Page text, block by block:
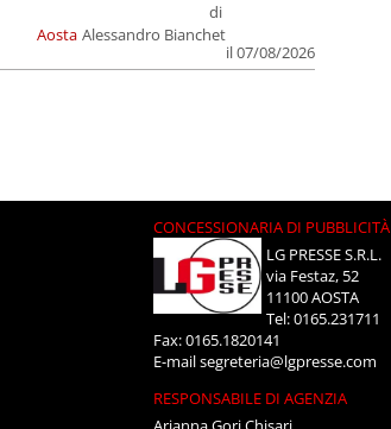
Aosta
di
Alessandro Bianchet
il 07/08/2026
CONCESSIONARIA DI PUBBLICITÀ
LG PRESSE S.R.L.
via Festaz, 52
11100 AOSTA
Tel: 0165.231711
Fax: 0165.1820141
E-mailsegreteria@lgpresse.com
RESPONSABILE DI AGENZIA